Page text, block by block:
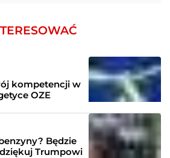
kompetencji w
OZE
Będzie
Trumpowi